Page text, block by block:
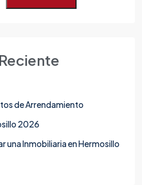
de Arrendamiento
2026
una Inmobiliaria en Hermosillo